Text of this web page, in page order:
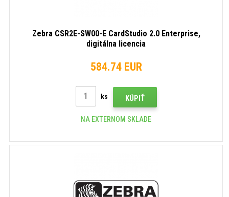
Zebra CSR2E-SW00-E CardStudio 2.0 Enterprise,
digitálna licencia
584.74 EUR
ks KÚPIŤ
NA EXTERNOM SKLADE